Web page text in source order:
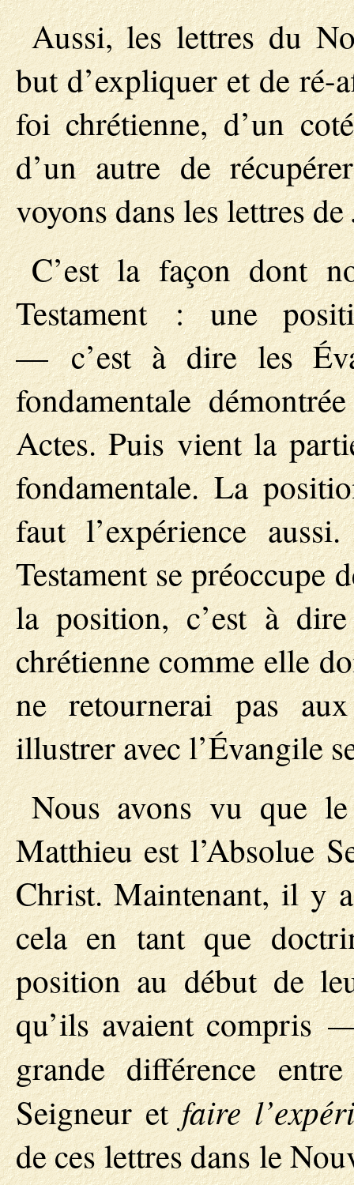
Aussi, les lettres du
but d’expliquer et de
foi chrétienne, d’un
d’un autre de
voyons dans les lettres de
C’est la façon dont
Testament : une
— c’est à dire les
fondamentale
Actes. Puis vient la
fondamentale. La
faut l’expérience
Testament se préoccupe
la position, c’est à
chrétienne comme elle
ne retournerai pas
illustrer avec l’Évangile
Nous avons vu que le
Matthieu est l’Absolue
Christ. Maintenant, il y
cela en tant que
position au début de
qu’ils avaient compris
grande différence
Seigneur etfaire
de ces lettres dans le